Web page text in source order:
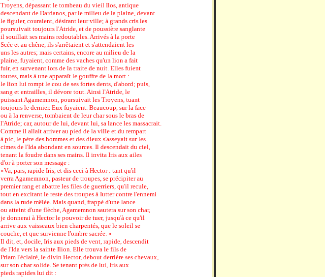
Troyens, dépassant le tombeau du vieil Ilos, antique
descendant de Dardanos, par le milieu de la plaine, devant
le figuier, couraient, désirant leur ville; à grands cris les
poursuivait toujours l'Atride, et de poussière sanglante
il souillait ses mains redoutables. Arrivés à la porte
Scée et au chêne, ils s'arrêtaient et s'attendaient les
uns les autres; mais certains, encore au milieu de la
plaine, fuyaient, comme des vaches qu'un lion a fait
fuir, en survenant lors de la traite de nuit. Elles fuient
toutes, mais à une apparaît le gouffre de la mort :
le lion lui rompt le cou de ses fortes dents, d'abord; puis,
sang et entrailles, il dévore tout. Ainsi l'Atride, le
puissant Agamemnon, poursuivait les Troyens, tuant
toujours le dernier. Eux fuyaient. Beaucoup, sur la face
ou à la renverse, tombaient de leur char sous le bras de
l'Atride; car, autour de lui, devant lui, sa lance les massacrait.
Comme il allait arriver au pied de la ville et du rempart
à pic, le père des hommes et des dieux s'asseyait sur les
cimes de l'Ida abondant en sources. Il descendait du ciel,
tenant la foudre dans ses mains. Il invita Iris aux ailes
d'or à porter son message :
«Va, pars, rapide Iris, et dis ceci à Hector : tant qu'il
verra Agamemnon, pasteur de troupes, se précipiter au
premier rang et abattre les files de guerriers, qu'il recule,
tout en excitant le reste des troupes à Iutter contre l'ennemi
dans la rude mêlée. Mais quand, frappé d'une lance
ou atteint d'une flèche, Agamemnon sautera sur son char,
je donnerai à Hector le pouvoir de tuer, jusqu'à ce qu'il
arrive aux vaisseaux bien charpentés, que le soleil se
couche, et que survienne l'ombre sacrée. »
Il dit, et, docile, Iris aux pieds de vent, rapide, descendit
de l'Ida vers la sainte Ilion. Elle trouva le fils de
Priam l'éclairé, le divin Hector, debout derrière ses chevaux,
sur son char solide. Se tenant près de lui, Iris aux
pieds rapides lui dit :